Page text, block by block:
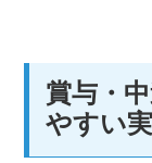
賞与・
やすい